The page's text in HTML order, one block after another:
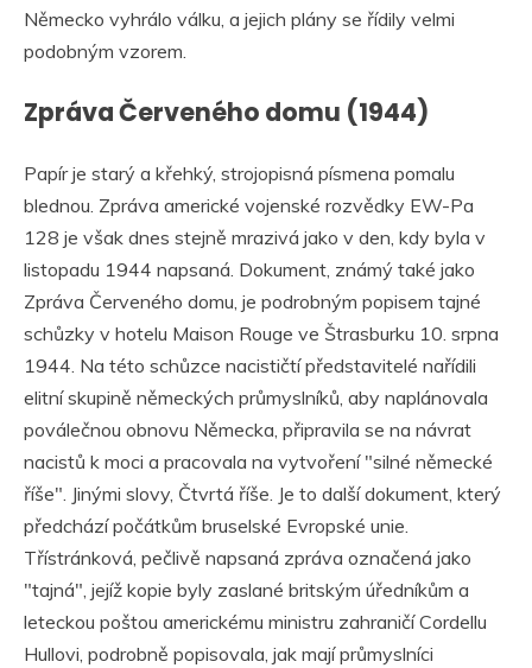
Německo vyhrálo válku, a jejich plány se řídily velmi
podobným vzorem.
Zpráva Červeného domu (1944)
Papír je starý a křehký, strojopisná písmena pomalu
blednou. Zpráva americké vojenské rozvědky EW-Pa
128 je však dnes stejně mrazivá jako v den, kdy byla v
listopadu 1944 napsaná. Dokument, známý také jako
Zpráva Červeného domu, je podrobným popisem tajné
schůzky v hotelu Maison Rouge ve Štrasburku 10. srpna
1944. Na této schůzce nacističtí představitelé nařídili
elitní skupině německých průmyslníků, aby naplánovala
poválečnou obnovu Německa, připravila se na návrat
nacistů k moci a pracovala na vytvoření "silné německé
říše". Jinými slovy, Čtvrtá říše. Je to další dokument, který
předchází počátkům bruselské Evropské unie.
Třístránková, pečlivě napsaná zpráva označená jako
"tajná", jejíž kopie byly zaslané britským úředníkům a
leteckou poštou americkému ministru zahraničí Cordellu
Hullovi, podrobně popisovala, jak mají průmyslníci